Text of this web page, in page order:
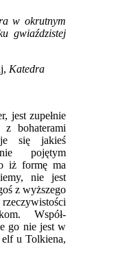
w okrutnym
gwiaździstej
Katedra
jest zupełnie
bohaterami
się jakieś
pojętym
iż formę ma
nie jest
z wyższego
Współ-
go nie jest w
u Tolkiena,